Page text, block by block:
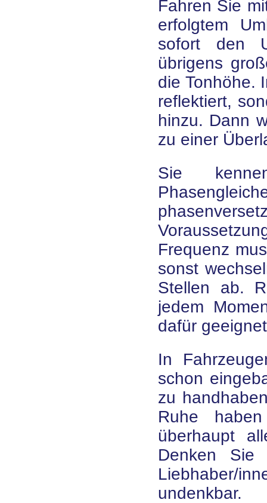
Fahren Sie
erfolgtem
sofort den
übrigens
die Tonhöhe.
reflektiert,
hinzu. Dann
zu einer
Sie
Frequenz
sonst
Stellen ab.
jedem
dafür
In
schon
zu
Ruhe
überhaupt
Denken Sie
Liebhaber/
undenkbar.